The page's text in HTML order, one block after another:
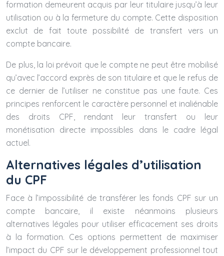
formation demeurent acquis par leur titulaire jusqu’à leur
utilisation ou à la fermeture du compte. Cette disposition
exclut de fait toute possibilité de transfert vers un
compte bancaire.
De plus, la loi prévoit que le compte ne peut être mobilisé
qu’avec l’accord exprès de son titulaire et que le refus de
ce dernier de l’utiliser ne constitue pas une faute. Ces
principes renforcent le caractère personnel et inaliénable
des droits CPF, rendant leur transfert ou leur
monétisation directe impossibles dans le cadre légal
actuel.
Alternatives légales d’utilisation
du CPF
Face à l’impossibilité de transférer les fonds CPF sur un
compte bancaire, il existe néanmoins plusieurs
alternatives légales pour utiliser efficacement ses droits
à la formation. Ces options permettent de maximiser
l’impact du CPF sur le développement professionnel tout